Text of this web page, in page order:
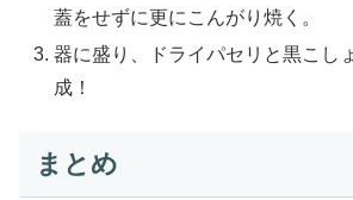
蓋をせずに更にこんがり焼く。
器に盛り、ドライパセリと黒こし
成！
まとめ